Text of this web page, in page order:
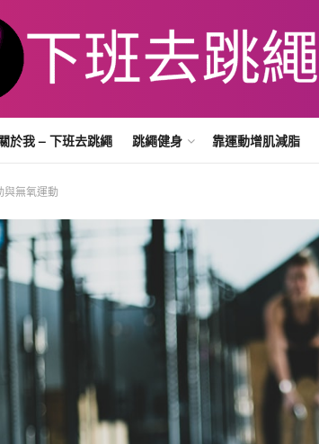
於我 – 下班去跳繩 跳繩健身 靠運動增肌減脂
與無氧運動